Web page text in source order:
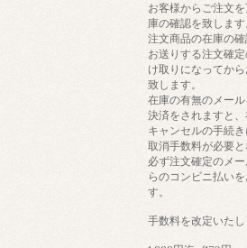
お客様からご注文
庫の確認を致します
注文商品の在庫の
お送りする注文確
け取りになってか
致します。
在庫の有無のメー
決済をされますと
キャンセルの手続
取消手数料が必要と
必ず注文確定のメ
らのコンビニ払い
す。
手数料を改定いたし